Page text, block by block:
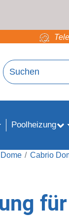
Poolheizung
Cabrio